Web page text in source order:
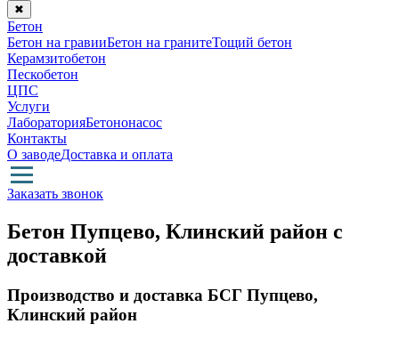
✖
Бетон
Бетон на гравииБетон на гранитеТощий бетон
Керамзитобетон
Пескобетон
ЦПС
Услуги
ЛабораторияБетононасос
Контакты
О заводеДоставка и оплата
Заказать звонок
Бетон Пупцево, Клинский район с
доставкой
Производство и доставка БСГ Пупцево,
Клинский район